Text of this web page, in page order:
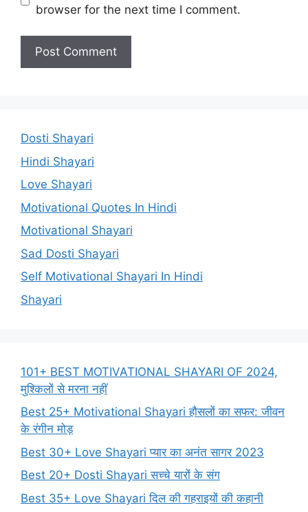
browser for the next time I comment.
Dosti Shayari
Hindi Shayari
Love Shayari
Motivational Quotes In Hindi
Motivational Shayari
Sad Dosti Shayari
Self Motivational Shayari In Hindi
Shayari
101+ BEST MOTIVATIONAL SHAYARI OF 2024,
मुश्किलों से मरना नहीं
Best 25+ Motivational Shayari हौसलों का सफर: जीवन
के रंगीन मोड़
Best 30+ Love Shayari प्यार का अनंत सागर 2023
Best 20+ Dosti Shayari सच्चे यारों के संग
Best 35+ Love Shayari दिल की गहराइयों की कहानी